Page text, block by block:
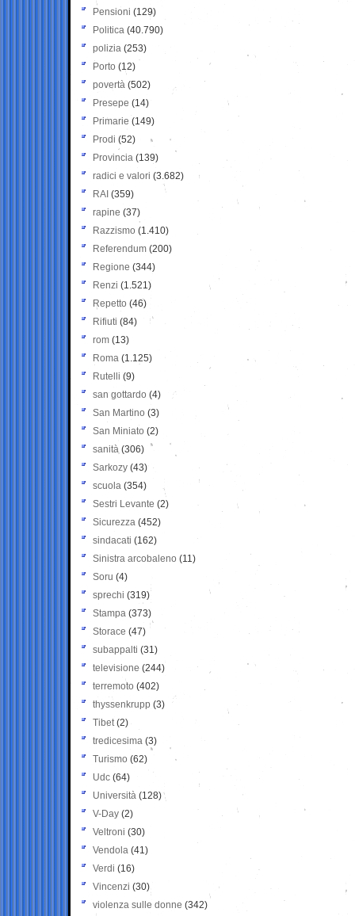
Pensioni (129)
Politica (40.790)
polizia (253)
Porto (12)
povertà (502)
Presepe (14)
Primarie (149)
Prodi (52)
Provincia (139)
radici e valori (3.682)
RAI (359)
rapine (37)
Razzismo (1.410)
Referendum (200)
Regione (344)
Renzi (1.521)
Repetto (46)
Rifiuti (84)
rom (13)
Roma (1.125)
Rutelli (9)
san gottardo (4)
San Martino (3)
San Miniato (2)
sanità (306)
Sarkozy (43)
scuola (354)
Sestri Levante (2)
Sicurezza (452)
sindacati (162)
Sinistra arcobaleno (11)
Soru (4)
sprechi (319)
Stampa (373)
Storace (47)
subappalti (31)
televisione(244)
terremoto (402)
thyssenkrupp (3)
Tibet(2)
tredicesima (3)
Turismo (62)
Udc (64)
Università (128)
V-Day (2)
Veltroni (30)
Vendola (41)
Verdi (16)
Vincenzi (30)
violenza sulle donne (342)